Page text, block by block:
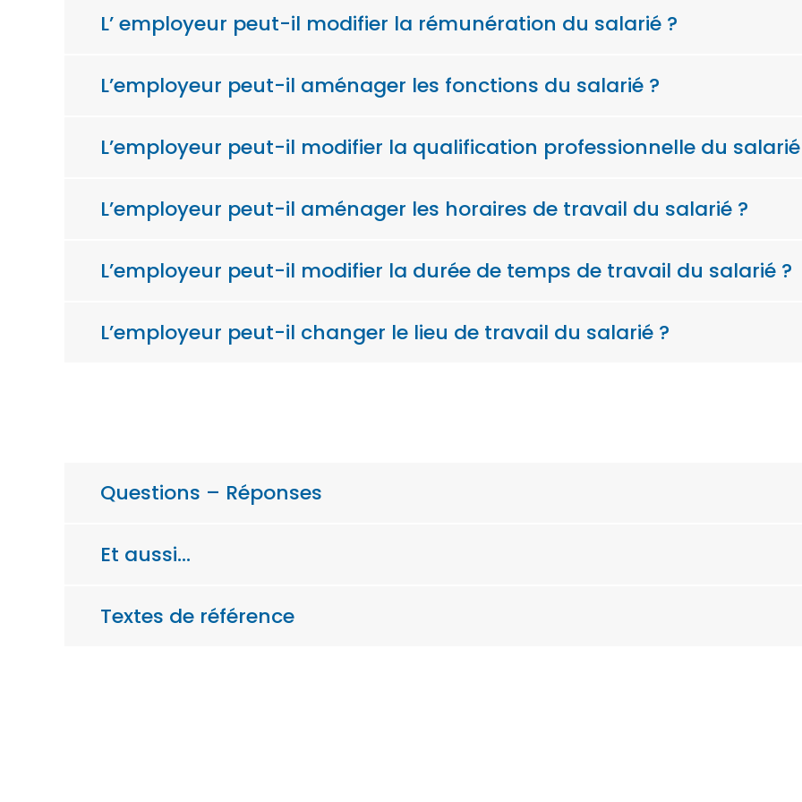
L’ employeur peut-il modifier la rémunération du salarié ?
L’employeur peut-il aménager les fonctions du salarié ?
L’employeur peut-il modifier la qualification professionnelle du
L’employeur peut-il aménager les horaires de travail du salarié ?
L’employeur peut-il modifier la durée de temps de travail du salarié ?
L’employeur peut-il changer le lieu de travail du salarié ?
Questions – Réponses
Et aussi…
Textes de référence